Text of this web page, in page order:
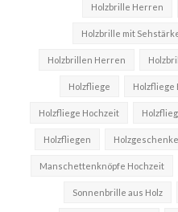
Holzbrille Herren
Holzbrille mit
Holzbrillen Herren
Holzfliege Holzfliege
Holzfliege Hochzeit
Holzfliegen Holzgeschenke
Manschettenknöpfe Hochzeit
Sonnenbrille aus Holz